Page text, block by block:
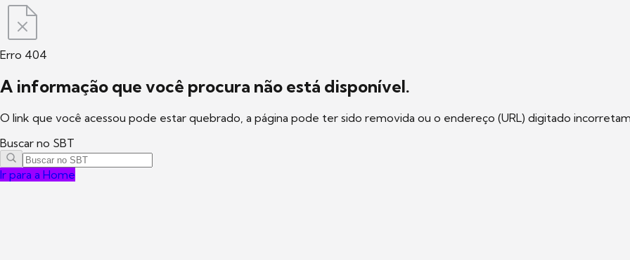
Erro 404
A informação que você procura não está disponível.
O link que você acessou pode estar quebrado, a página pode ter sido removida ou o endereço (URL) digitado
Buscar no SBT
Ir para a Home